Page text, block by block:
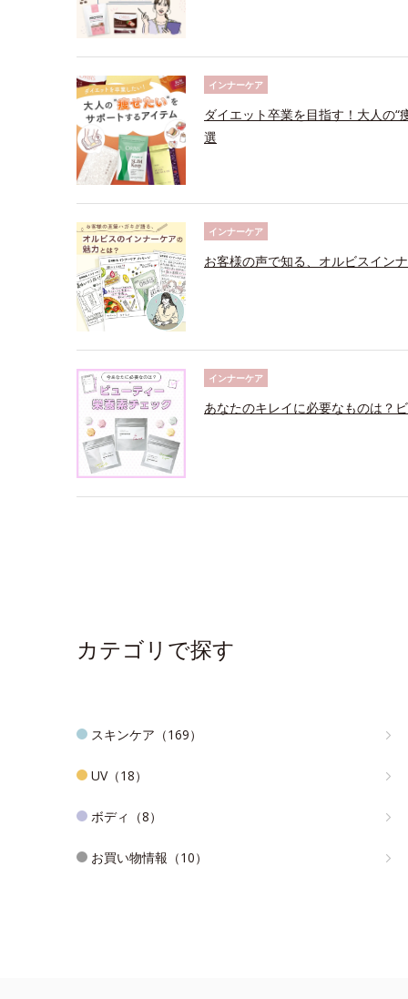
インナーケア
ダイエット卒業を目指す！大人の
選
インナーケア
お客様の声で知る、オルビスイン
インナーケア
あなたのキレイに必要なものは？
カテゴリで探す
スキンケア（169）
UV（18）
ボディ（8）
お買い物情報（10）